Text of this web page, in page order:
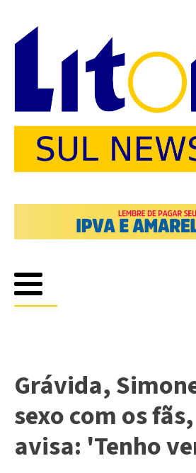
Grávida,
sexo com os
avisa: 'Tenho